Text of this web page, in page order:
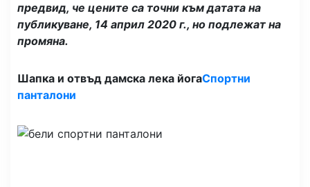
предвид, че цените са точни към датата на
публикуване, 14 април 2020 г., но подлежат на
промяна.
Шапка и отвъд дамска лека йогаСпортни
панталони